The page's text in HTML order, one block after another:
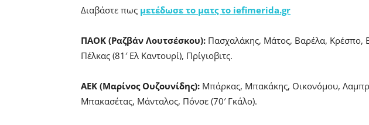
Διαβάστε πως μετέδωσε το ματς το iefimerida.gr
ΠΑΟΚ (Ραζβάν Λουτσέσκου): Πασχαλάκης, Μάτος, Βαρέλα, Κρέσπο,
Πέλκας (81′ Ελ Καντουρί), Πρίγιοβιτς.
ΑΕΚ (Μαρίνος Ουζουνίδης): Μπάρκας, Μπακάκης, Οικονόμου,
Μπακασέτας, Μάνταλος, Πόνσε (70′ Γκάλο).